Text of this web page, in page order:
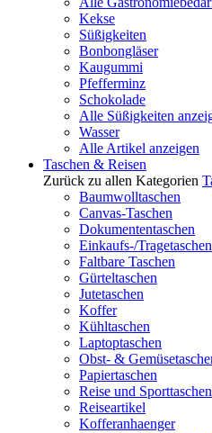
Kekse
Süßigkeiten
Bonbongläser
Kaugummi
Pfefferminz
Schokolade
Alle Süßigkeiten
Wasser
Alle Artikel anzeigen
Taschen & Reisen
Zurück zu allen Kategorien
Baumwolltaschen
Canvas-Taschen
Dokumententaschen
Einkaufs-/Tragetaschen
Faltbare Taschen
Gürteltaschen
Jutetaschen
Koffer
Kühltaschen
Laptoptaschen
Obst- &
Papiertaschen
Reise und Sporttaschen
Reiseartikel
Kofferanhaenger